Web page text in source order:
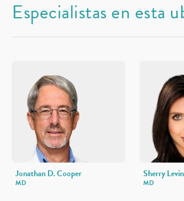
Especialistas en esta
Jonathan D. Cooper
MD
Sherry
MD